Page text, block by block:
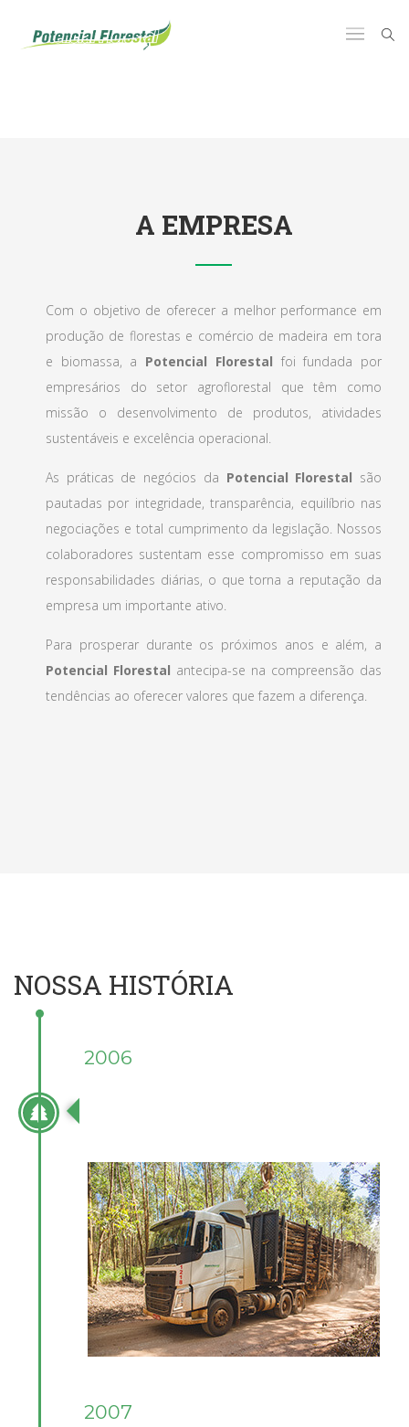
A EMPRESA
Com o objetivo de oferecer a melhor performance em
produção de florestas e comércio de madeira em tora
e biomassa, a Potencial Florestal foi fundada por
empresários do setor agroflorestal que têm como
missão o desenvolvimento de produtos, atividades
sustentáveis e excelência operacional.
As práticas de negócios da Potencial Florestal são
pautadas por integridade, transparência, equilíbrio nas
negociações e total cumprimento da legislação. Nossos
colaboradores sustentam esse compromisso em suas
responsabilidades diárias, o que torna a reputação da
empresa um importante ativo.
Para prosperar durante os próximos anos e além, a
Potencial Florestal antecipa-se na compreensão das
tendências ao oferecer valores que fazem a diferença.
NOSSA HISTÓRIA
2006
2007